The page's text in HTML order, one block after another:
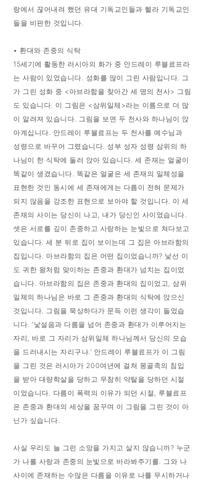
랑에서 끊어내려 했던 유대 기독교인들과 헬라 기독교인
들을 비판한 것입니다.
• 환대와 존중의 식탁
15세기에 활동한 러시아의 화가 중 안드레이 루블료프라
는 사람이 있었습니다. 성화를 많이 그린 사람입니다. 그
가 그린 성화 중 <아브라함을 찾아간 세 명의 천사> 그림
도 있습니다. 이 그림은 <삼위일체>라는 이름으로 더 많
이 알려져 있습니다. 그림을 보면 두 천사와 하나님이 앉
아계십니다. 안드레이 루블료프는 두 천사를 예수님과
성령으로 바꾸어 그렸습니다. 성부 성자 성령 삼위의 하
나님이 한 식탁에 둘러 앉아 있습니다. 세 존재는 얼굴이
똑같이 생겼습니다. 똑같은 얼굴은 세 존재의 일체성을
표현한 것인 동시에 세 존재에게는 다름이 전혀 문제가
되지 않음을 강조한 표현으로 보아야 할 것입니다. 이 세
존재의 사이는 당신이 나고, 내가 당신인 사이였습니다.
셋은 서로를 깊이 존중하고 사랑하는 눈빛으로 쳐다보고
있습니다. 세 분 뒤로 집이 보이는데 그 집은 아브라함의
집입니다. 아브라함의 집은 어떤 집이었습니까? 낯선 이
도 귀한 왕처럼 맞이하는 존중과 환대가 넘치는 집이었
습니다. 아브라함의 집은 존중과 환대의 집이었고, 삼위
일체의 하나님은 바로 그 존중과 환대의 식탁에 앉으신
것입니다. 그림을 묵상하다가 문득 이런 생각이 들었습
니다. ‘낯설음과 다름을 넘어 존중과 환대가 이루어지는
자리, 바로 그 자리가 삼위일체 하나님께서 당신의 모습
을 드러내시는 자리구나.’ 안드레이 루블료프가 이 그림
을 그린 것은 러시아가 200여년에 걸쳐 몽골족의 침입
을 받아 대량학살을 당하고 무참히 약탈을 당하던 시절
이었습니다. 다름이 폭력의 이유가 되던 시절, 루블료프
은 존중과 환대의 세상을 꿈꾸며 이 그림을 그린 것이 아
닌가 싶습니다.
사실 우리도 늘 그런 소망을 가지고 살지 않습니까? 누군
가 나를 사랑과 존중의 눈빛으로 바라봐주기를. 그와 나
사이에 존재하는 수많은 다름을 이유로 나를 무시하거나